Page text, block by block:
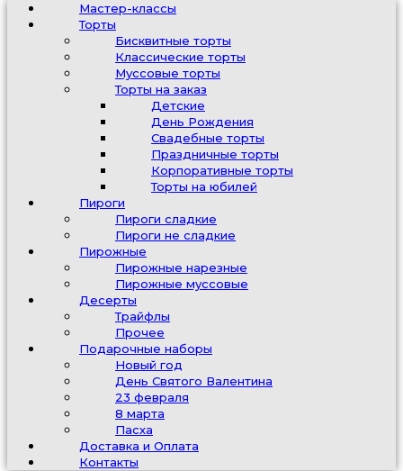
Мастер-классы
Торты
Бисквитные торты
Классические торты
Муссовые торты
Торты на заказ
Детские
День Рождения
Свадебные торты
Праздничные торты
Корпоративные торты
Торты на юбилей
Пироги
Пироги сладкие
Пироги не сладкие
Пирожные
Пирожные нарезные
Пирожные муссовые
Десерты
Трайфлы
Прочее
Подарочные наборы
Новый год
День Святого Валентина
23 февраля
8 марта
Пасха
Доставка и Оплата
Контакты